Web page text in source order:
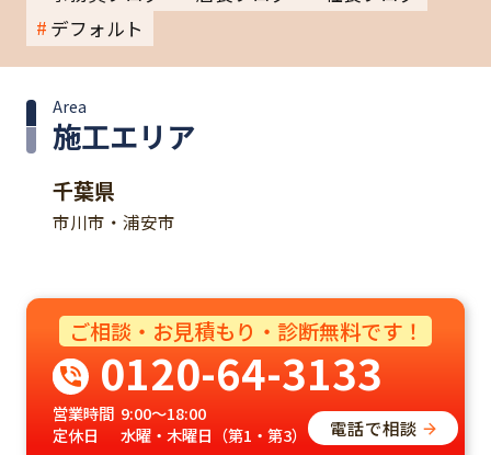
デフォルト
施工エリア
Area
千葉県
市川市・浦安市
ご相談・お見積もり・診断無料です！
0120-64-3133
営業時間 9:00～18:00
定休日
水曜・木曜日（第1・第3） 電話で相談